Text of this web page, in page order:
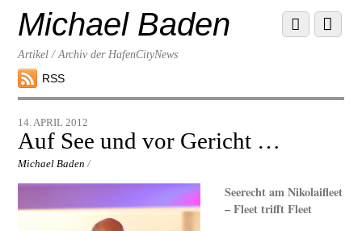
contentMichael Baden
Artikel / Archiv der HafenCityNews
RSS
Menu
Scroll
down
14. APRIL 2012
Auf See und vor Gericht …
Michael Baden /
Seerecht am Nikolaifleet
– Fleet trifft Fleet